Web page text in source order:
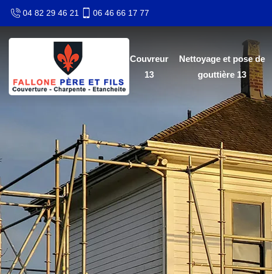
04 82 29 46 21 06 46 66 17 77
Couvreur
13
Nettoyage et pose de
gouttière 13